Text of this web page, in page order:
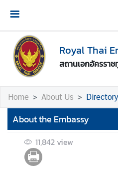
สถานเอกอัครรา
H
o
m
e
b
u
t
U
s
Home About Us Directory
About the Embassy
11,842 view